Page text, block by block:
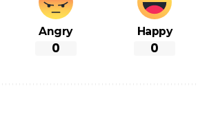
Angry
0
Happy
0